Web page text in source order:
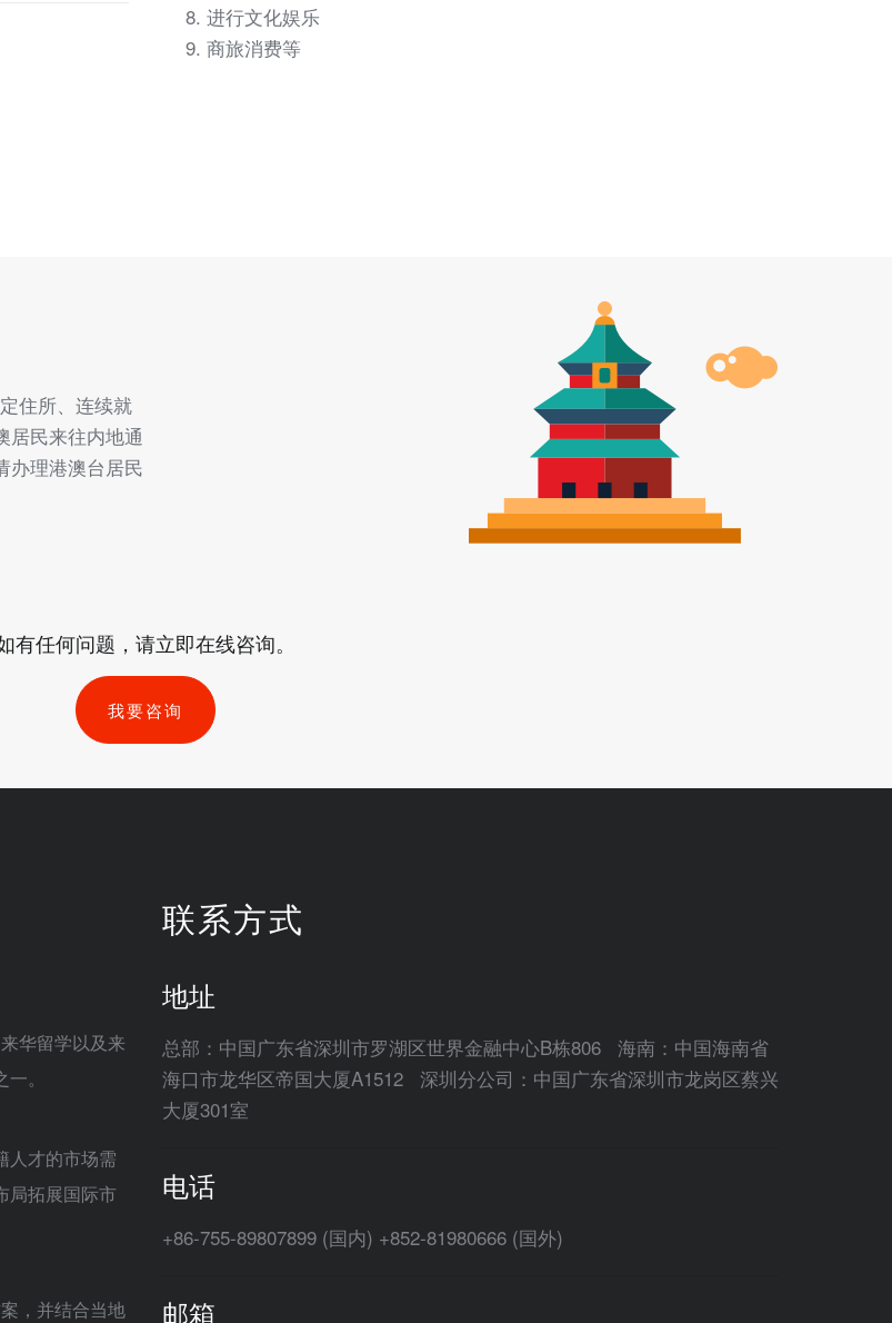
进行文化娱乐
商旅消费等
住所、连续就
居民来往内地通
办理港澳台居民
有任何问题，请立即在线咨询。
我要咨询
华留学以及来
。
人才的市场需
局拓展国际市
，并结合当地
联系方式
地址
总部：中国广东省深圳市罗湖区世界金融中心B栋806 海南：中国海南省
海口市龙华区帝国大厦A1512 深圳分公司：中国广东省深圳市龙岗区蔡兴
大厦301室
电话
+86-755-89807899 (国内) +852-81980666 (国外)
邮箱